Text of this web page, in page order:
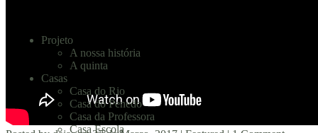
Projeto
A nossa história
A quinta
Casas
Casa do Rio
Casa do Penedo
Casa da Professora
Casa Escola